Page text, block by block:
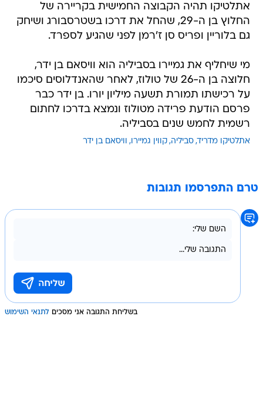
אתלטיקו תהיה הקבוצה החמישית בקריירה של
החלוץ בן ה-29, שהחל את דרכו בשטרסבורג ושיחק
גם בלוריין ופריס סן ז'רמן לפני שהגיע לספרד.
מי שיחליף את גמיירו בסביליה הוא וויסאם בן ידר,
חלוצה בן ה-26 של טולוז, לאחר שהאנדלוסים סיכמו
על רכישתו תמורת תשעה מיליון יורו. בן ידר כבר
פרסם הודעת פרידה מטולוז ונמצא בדרכו לחתום
רשמית לחמש שנים בסביליה.
אתלטיקו מדריד סביליה קווין גמיירו וויסאם בן ידר
טרם התפרסמו תגובות
בשליחת התגובה אני מסכים לתנאי השימוש